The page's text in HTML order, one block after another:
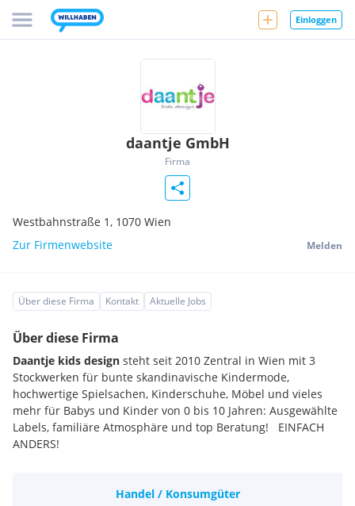
Einloggen
daantje GmbH
Firma
Westbahnstraße 1, 1070 Wien
Zur Firmenwebsite
Melden
Über diese Firma Kontakt Aktuelle Jobs
Über diese Firma
Daantje kids design steht seit 2010 Zentral in Wien mit 3
Stockwerken für bunte skandinavische Kindermode,
hochwertige Spielsachen, Kinderschuhe, Möbel und vieles
mehr für Babys und Kinder von 0 bis 10 Jahren: Ausgewählte
Labels, familiäre Atmosphäre und top Beratung! EINFACH
ANDERS!
Handel / Konsumgüter